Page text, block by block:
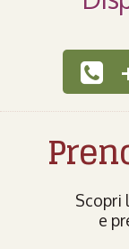
Scopri
e